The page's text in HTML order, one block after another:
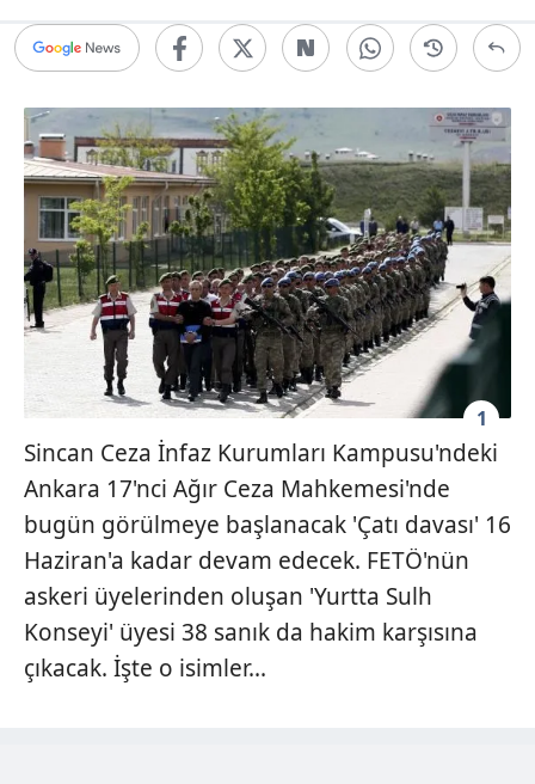
1
Sincan Ceza İnfaz Kurumları Kampusu'ndeki
Ankara 17'nci Ağır Ceza Mahkemesi'nde
bugün görülmeye başlanacak 'Çatı davası' 16
Haziran'a kadar devam edecek. FETÖ'nün
askeri üyelerinden oluşan 'Yurtta Sulh
Konseyi' üyesi 38 sanık da hakim karşısına
çıkacak. İşte o isimler...